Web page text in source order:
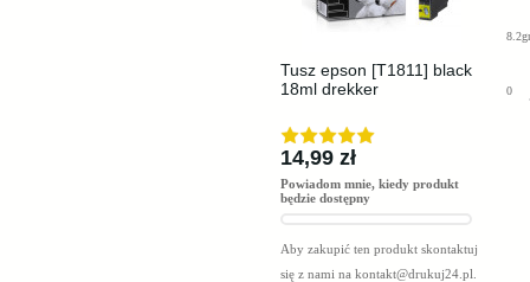
Tusz epson [T1811] black
18ml drekker
14,99 zł
Powiadom mnie, kiedy produkt
będzie dostępny
Aby zakupić ten produkt skontaktuj
się z nami na kontakt@drukuj24.pl
8.2gr
0